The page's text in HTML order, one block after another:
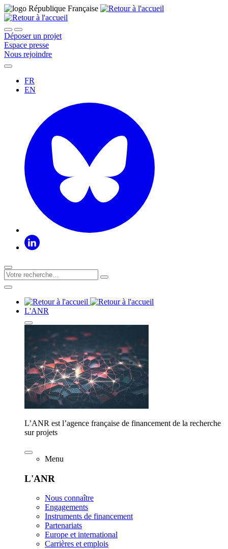
Déposer un projet
Espace presse
Nous rejoindre
FR
EN
L'ANR
L’ANR est l’agence française de financement de la recherche
sur projets
Menu
L'ANR
Nous connaître
Engagements
Instruments de financement
Partenariats
Europe et international
Carrières et emplois